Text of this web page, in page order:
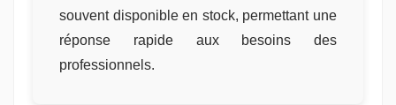
souvent disponible en stock, permettant une
réponse rapide aux besoins des
professionnels.